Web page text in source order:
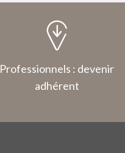
Professionnels : devenir
adhérent